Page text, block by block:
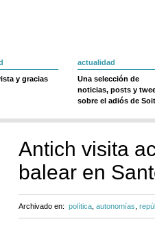
y gracias
actualidad
Una selección de
noticias, posts y
sobre el adiós de
Antich visita
balear en
Archivado en: política autonomías